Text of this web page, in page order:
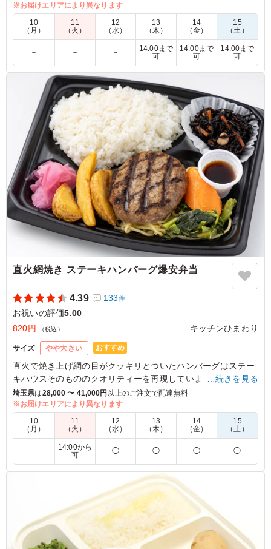
さです。
5.0
式典の際は毎回注文します。コンパクトなので来賓の方へ
の持ち帰りにも重宝します。 華やかで特別感もあるの
で、そのようなものをお探しの方へはおすすめです。 毎
年少しずつお値段が上がっているのに昨今のご時世を感じ
ますが、継続して注文したい商品なので、是非販売をし続
けていただきたいなと思います。
ご利用シーン：お祝い› 卒業式
東京都品川区北品川2026/04/04
※お届けエリアにより異なります
10
（月）
11
（火）
12
（水）
13
（木）
14
（金）
15
（土）
－ － －
14:00まで
可
14:00まで
可
14:00まで
可
直火網焼き ステーキハンバーグ爆安弁当
4.39 133件
お祝いの評価5.00
820円
（税込） キッチンひまわり
サイズ やや大きい おすすめ
直火で焼き上げ網の目がクッキリとついたハンバーグはステー
キハウスそのもののクオリティーを再現しています。
冷めても固くない、柔らかくって旨味染み出る当店のハンバー
グは、秘伝の調理方法で、芯までジューシーに焼き上げるから
こそ冷めても美味しい☆
※デミグラスソース・ねぎ塩ソースのみ別添えでなく、あらか
じめかけた状態でご提供してます。
毎回お願いサせてもらってますが、美味しかったです。
冷たくしてお持ち頂いたせいか、少しハンバーグが固かっ
たかな？！と思いました。コスパ最高です！
…続きを見る
埼玉県は28,000 〜 41,000円以上のご注文で配達無料
※お届けエリアにより異なります
10
（月）
11
（火）
12
（水）
13
（木）
14
（金）
15
（土）
－
14:00から
可
◯ ◯ ◯ ◯